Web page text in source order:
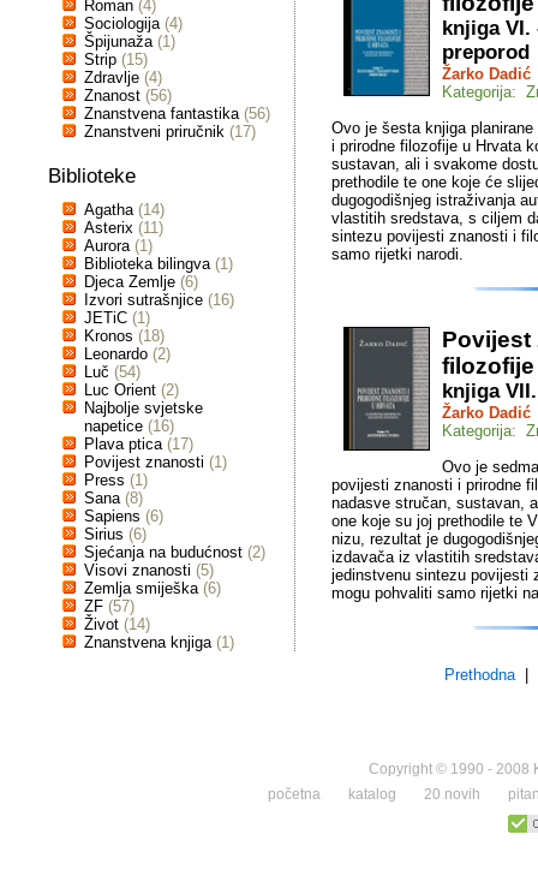
Roman (4)
Sociologija (4)
Špijunaža (1)
Strip (15)
Zdravlje (4)
Znanost (56)
Znanstvena fantastika (56)
Znanstveni priručnik (17)
Biblioteke
Agatha (14)
Asterix (11)
Aurora (1)
Biblioteka bilingva (1)
Djeca Zemlje (6)
Izvori sutrašnjice (16)
JETiC (1)
Kronos (18)
Leonardo (2)
Luč (54)
Luc Orient (2)
Najbolje svjetske
napetice (16)
Plava ptica (17)
Povijest znanosti (1)
Press (1)
Sana (8)
Sapiens (6)
Sirius (6)
Sjećanja na budućnost (2)
Visovi znanosti (5)
Zemlja smiješka (6)
ZF (57)
Život (14)
Znanstvena knjiga (1)
knjiga
preporod
Žarko Dadić
Kategorija:
Ovo je šesta knjiga
i prirodne filozofije u Hrvata
sustavan, ali i svakome
prethodile te one koje će
dugogodišnjeg istraživanja
vlastitih sredstava, s ciljem
sintezu povijesti znanosti i
samo rijetki narodi.
Povijest
filozofije
knjiga
Žarko Dadić
Kategorija:
Ovo je
povijesti znanosti i prirodne
nadasve stručan, sustavan,
one koje su joj prethodile te
nizu, rezultat je
izdavača iz vlastitih
jedinstvenu sintezu povijesti
mogu pohvaliti samo rijetki
Prethodna|
Copyright © 1990 - 2008
početna
katalog 20 novih